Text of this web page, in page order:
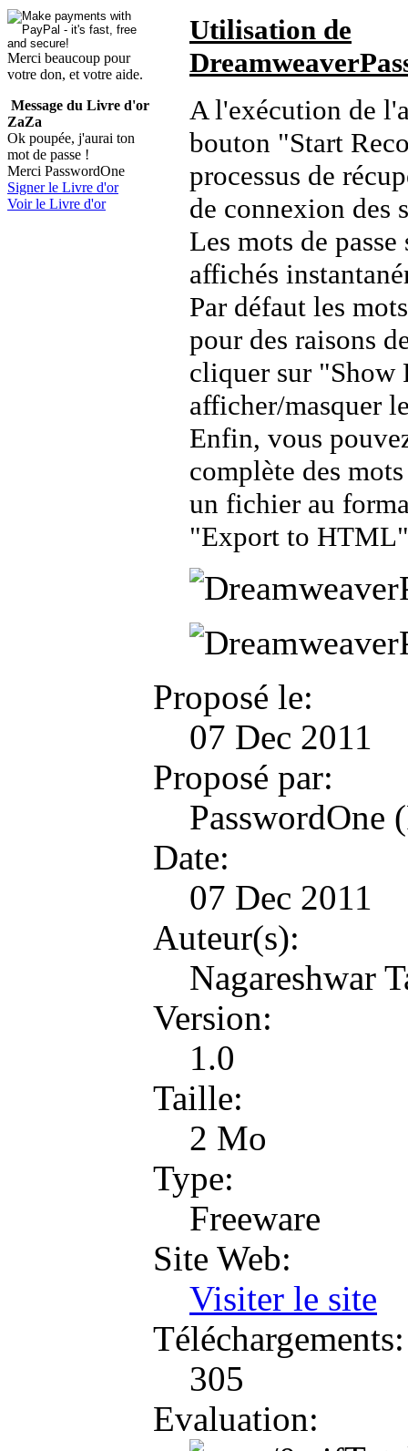
Merci beaucoup pour
votre don, et votre aide.
Message du Livre d'or
ZaZa
Ok poupée, j'aurai ton
mot de passe !
Merci PasswordOne
Signer le Livre d'or
Voir le Livre d'or
Utilisation de
A l'exécution de
bouton "Start
processus de
de connexion des
Les mots de
affichés
Par défaut les
pour des raisons
cliquer sur "Show
afficher/masquer
Enfin, vous
complète des
un fichier au
"Export to
Proposé le:
07 Dec 2011
Proposé par:
PasswordOne
Date:
07 Dec 2011
Auteur(s):
Nagareshwar
Version:
1.0
Taille:
2 Mo
Type:
Freeware
Site Web:
Visiter le site
Téléchargements:
305
Evaluation: